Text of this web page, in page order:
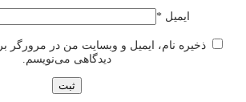
ایمیل*
ذخیره نام، ایمیل و وبسایت من در مرورگر
دیدگاهی می‌نویسم.